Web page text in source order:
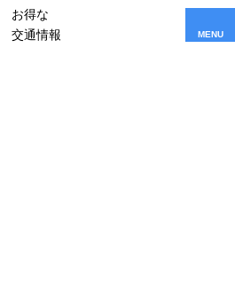
お得な
交通情報
MENU